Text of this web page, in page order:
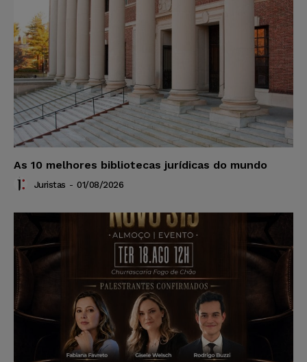
As 10 melhores bibliotecas jurídicas do mundo
Juristas - 01/08/2026